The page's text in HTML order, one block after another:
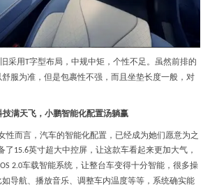
采用T字型布局，中规中矩，个性不足。虽然前排的
服为准，但是包裹性不强，而且坐垫长度一般，对
技满天飞，小鹏智能化配置汤躺赢
性而言，汽车的智能化配置，已经成为她们愿意为之
了 15.6英寸超大中控屏，让这款车看起来更加大气，
2.0车载智能系统，让整台车变得十分智能，很多操
导航、播放音乐、调整车内温度等等，系统确实能